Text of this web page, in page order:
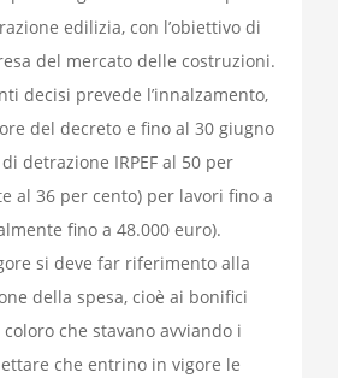
edilizia, con l’obiettivo di
del mercato delle costruzioni.
decisi prevede l’innalzamento,
del decreto e fino al 30 giugno
detrazione IRPEF al 50 per
al 36 per cento) per lavori fino a
fino a 48.000 euro).
si deve far riferimento alla
della spesa, cioè ai bonifici
che stavano avviando i
che entrino in vigore le